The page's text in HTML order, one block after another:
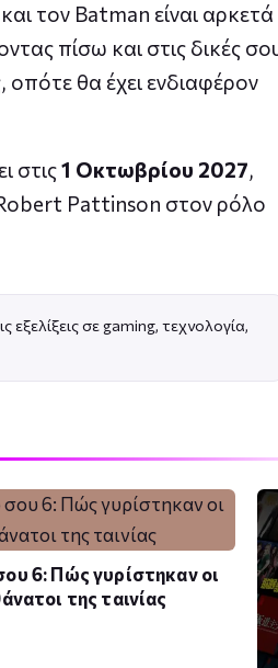
τον Batman είναι αρκετά
πίσω και στις δικές
θα έχει ενδιαφέρον
στις1 Οκτωβρίου 2027,
Pattinson στον ρόλο
εξελίξεις σε gaming, τεχνολογία,
6: Πώς γυρίστηκαν οι
της ταινίας